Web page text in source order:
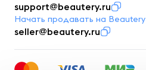
support@beautery.ru
Начать продавать на Beautery
seller@beautery.ru